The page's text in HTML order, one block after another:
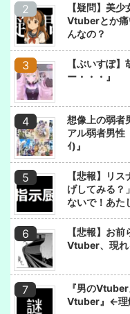
【疑問】美
Vtuberとか痛
んなの？
【ぶいすぽ
ー・・・』
想像上の弱者
アル弱者男性
ｲ)』
【悲報】リ
げしてみる？
ないで！あた
【悲報】お
Vtuber、現れ
『男の
Vtuber』←理